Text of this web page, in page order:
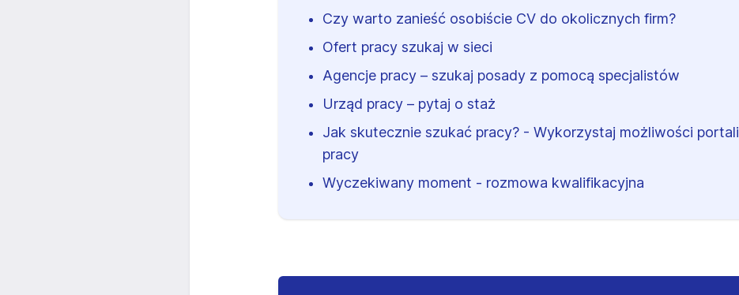
Czy warto zanieść osobiście CV do okolicznych firm?
Ofert pracy szukaj w sieci
Agencje pracy – szukaj posady z pomocą specjalistów
Urząd pracy – pytaj o staż
Jak skutecznie szukać pracy? - Wykorzystaj możliwości portali
pracy
Wyczekiwany moment - rozmowa kwalifikacyjna